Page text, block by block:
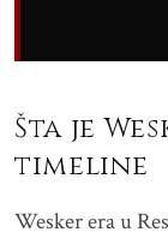
Šta je
timeline
Wesker era u